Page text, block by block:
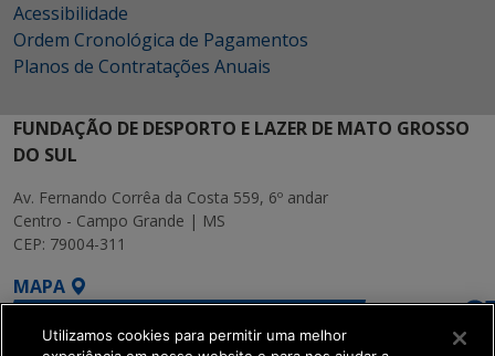
Acessibilidade
Ordem Cronológica de Pagamentos
Planos de Contratações Anuais
FUNDAÇÃO DE DESPORTO E LAZER DE MATO GROSSO
DO SUL
Av. Fernando Corrêa da Costa 559, 6º andar
Centro - Campo Grande | MS
CEP: 79004-311
MAPA
Utilizamos cookies para permitir uma melhor